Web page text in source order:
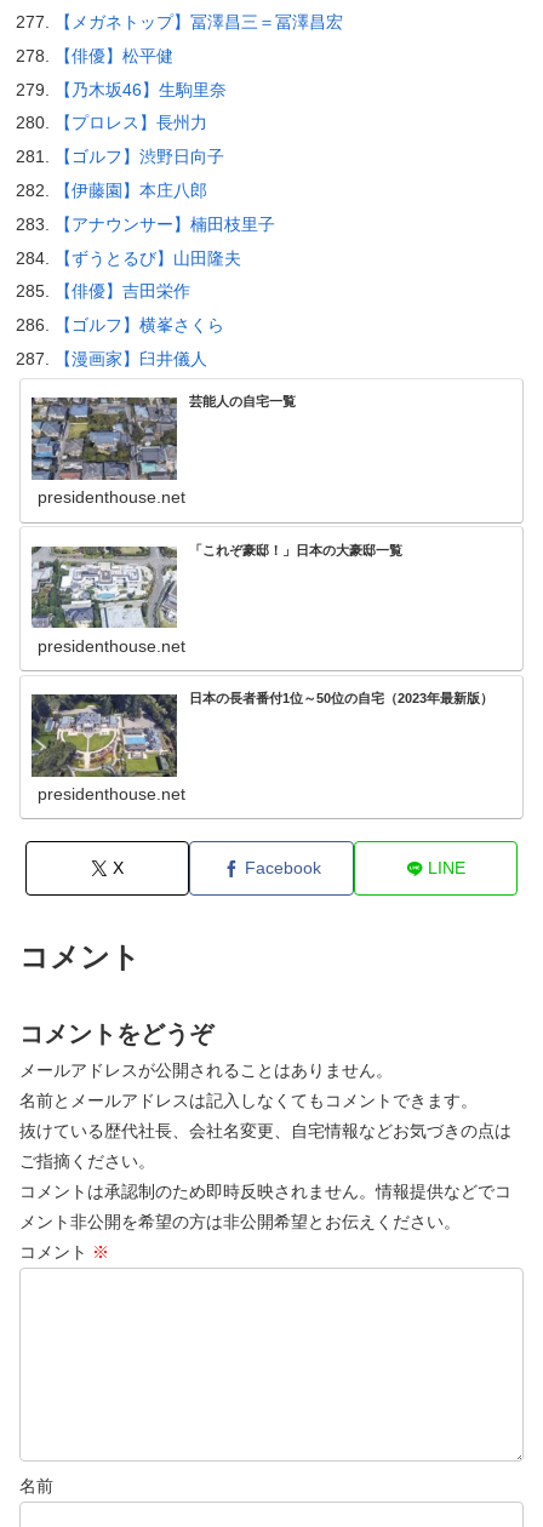
【メガネトップ】冨澤昌三＝冨澤昌宏
【俳優】松平健
【乃木坂46】生駒里奈
【プロレス】長州力
【ゴルフ】渋野日向子
【伊藤園】本庄八郎
【アナウンサー】楠田枝里子
【ずうとるび】山田隆夫
【俳優】吉田栄作
【ゴルフ】横峯さくら
【漫画家】臼井儀人
芸能人の自宅一覧
presidenthouse.net
「これぞ豪邸！」日本の大豪邸一覧
presidenthouse.net
日本の長者番付1位～50位の自宅（2023年最新版）
presidenthouse.net
X Facebook LINE
コメント
コメントをどうぞ
メールアドレスが公開されることはありません。
名前とメールアドレスは記入しなくてもコメントできます。
抜けている歴代社長、会社名変更、自宅情報などお気づきの点は
ご指摘ください。
コメントは承認制のため即時反映されません。情報提供などでコ
メント非公開を希望の方は非公開希望とお伝えください。
コメント ※
名前